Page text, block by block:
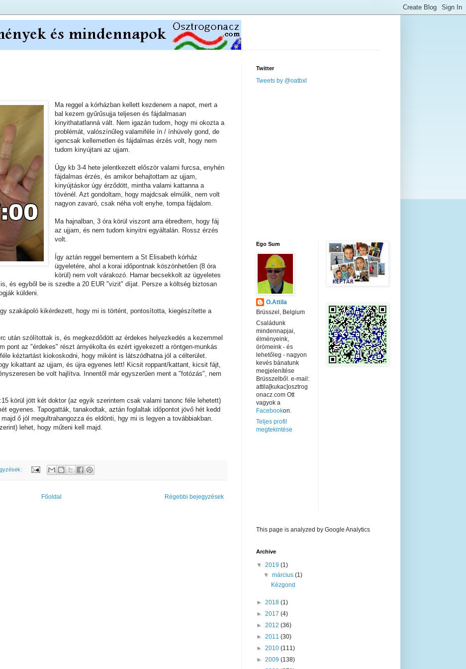
Ma reggel a kórházban kellett kezdenem a napot, mert a
bal kezem gyűrűsujja teljesen és fájdalmasan
kinyithatatlanná vált. Nem igazán tudom, hogy mi okozta a
problémát, valószínűleg valamiféle ín / ínhüvely gond, de
igencsak kellemetlen és fájdalmas érzés volt, hogy nem
tudom kinyújtani az ujjam.
Úgy kb 3-4 hete jelentkezett először valami furcsa, enyhén
fájdalmas érzés, és amikor behajtottam az ujjam,
kinyújtáskor úgy érződött, mintha valami kattanna a
tövénél. Azt gondoltam, hogy majdcsak elmúlik, nem volt
nagyon zavaró, csak néha volt enyhe, tompa fájdalom.
Ma hajnalban, 3 óra körül viszont arra ébredtem, hogy fáj
az ujjam, és nem tudom kinyitni egyáltalán. Rossz érzés
volt.
Így aztán reggel bementem a St Elisabeth kórház
ügyeletére, ahol a korai időpontnak köszönhetően (8 óra
körül) nem volt várakozó. Hamar becsekkolt az ügyeletes
és egyből be is szedte a 20 EUR "vizit" díjat. Persze a költség biztosan
küldeni.
szakápoló kikérdezett, hogy mi is történt, pontosította, kiegészítette a
után szólítottak is, és megkezdődött az érdekes helyezkedés a kezemmel
pont az "érdekes" részt árnyékolta és ezért igyekezett a röntgen-munkás
kéztartást kiokoskodni, hogy miként is látszódhatna jól a célterület.
kikattant az ujjam, és újra egyenes lett! Kicsit roppant/kattant, kicsit fájt,
be volt hajlítva. Innentől már egyszerűen ment a "fotózás", nem
körül jött két doktor (az egyik szerintem csak valami tanonc féle lehetett)
egyenes. Tapogatták, tanakodtak, aztán foglaltak időpontot jövő hét kedd
ő jól megultrahangozza és eldönti, hgy mi is legyen a továbbiakban.
lehet, hogy műteni kell majd.
Régebbi bejegyzések
Főoldal
Twitter
Tweets by @oatbxl
Ego Sum
O.Attila
Brüsszel, Belgium
Családunk
mindennapjai,
élményeink,
örömeink - és
lehetőleg - nagyon
kevés bánatunk
megjelenítése
Brüsszelből. e-mail:
attila[kukac]osztrog
onacz.com Ott
vagyok a
Facebookon.
Teljes profil
megtekintése
This page is analyzed by Google Analytics
Archive
▼ 2019 (1)
▼március(1)
Kézgond
► 2018 (1)
► 2017 (4)
► 2012 (36)
► 2011 (30)
► 2010 (111)
► 2009 (138)